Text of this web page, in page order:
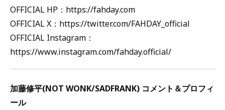
OFFICIAL HP：https://fahday.com
OFFICIAL X：https://twitter.com/FAHDAY_official
OFFICIAL Instagram：
https://www.instagram.com/fahday.official/
加藤修平(NOT WONK/SADFRANK) コメント＆プロフィ
ール